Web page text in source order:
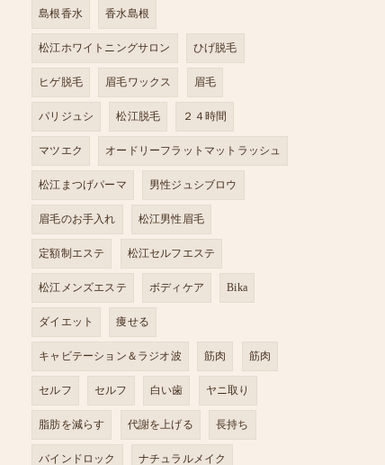
島根香水 香水島根
松江ホワイトニングサロン ひげ脱毛
ヒゲ脱毛 眉毛ワックス 眉毛
パリジュシ 松江脱毛 ２４時間
マツエク オードリーフラットマットラッシュ
松江まつげパーマ 男性ジュシブロウ
眉毛のお手入れ 松江男性眉毛
定額制エステ 松江セルフエステ
松江メンズエステ ボディケア Bika
ダイエット 痩せる
キャビテーション＆ラジオ波 筋肉 筋肉
セルフ セルフ 白い歯 ヤニ取り
脂肪を減らす 代謝を上げる 長持ち
バインドロック ナチュラルメイク